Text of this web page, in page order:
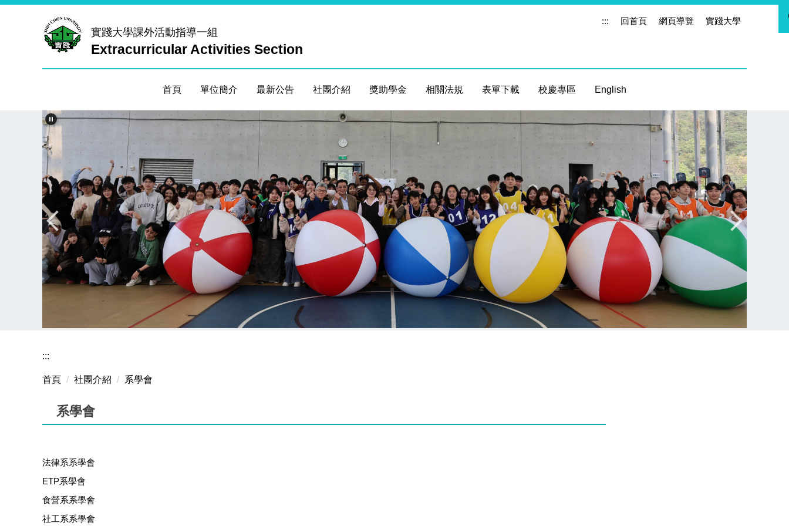
實踐大學課外活動指導一組
Extracurricular Activities Section
首頁 單位簡介 最新公告 社團介紹 獎助學金 相關法規 表單下載 校慶專區 English
::: 回首頁 網頁導覽 實踐大學
:::
首頁 社團介紹 系學會
系學會
法律系系學會
ETP系學會
食營系系學會
社工系系學會